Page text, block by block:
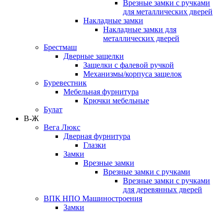
Врезные замки с ручками
для металлических дверей
Накладные замки
Накладные замки для
металлических дверей
Брестмаш
Дверные защелки
Защелки с фалевой ручкой
Механизмы/корпуса защелок
Буревестник
Мебельная фурнитура
Крючки мебельные
Булат
В-Ж
Вега Люкс
Дверная фурнитура
Глазки
Замки
Врезные замки
Врезные замки с ручками
Врезные замки с ручками
для деревянных дверей
ВПК НПО Машиностроения
Замки